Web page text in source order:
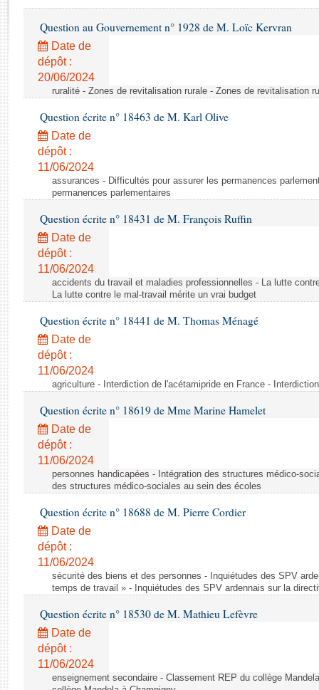
Baromètre de l’application des lois
Dossiers législatifs
Budget et sécurité sociale
Questions écrites et orales
Comptes rendus des débats
Question au Gouvernement n° 1928 de M. Loïc Kervran
Date de
dépôt :
20/06/2024
ruralité - Zones de revitalisation rurale - Zones de revitalisation
Question écrite n° 18463 de M. Karl Olive
Date de
dépôt :
11/06/2024
assurances - Difficultés pour assurer les permanences
permanences parlementaires
Question écrite n° 18431 de M. François Ruffin
Date de
dépôt :
11/06/2024
accidents du travail et maladies professionnelles - La lutte
La lutte contre le mal-travail mérite un vrai budget
Question écrite n° 18441 de M. Thomas Ménagé
Date de
dépôt :
11/06/2024
agriculture - Interdiction de l'acétamipride en France -
Question écrite n° 18619 de Mme Marine Hamelet
Date de
dépôt :
11/06/2024
personnes handicapées - Intégration des structures médico-
des structures médico-sociales au sein des écoles
Question écrite n° 18688 de M. Pierre Cordier
Date de
dépôt :
11/06/2024
sécurité des biens et des personnes - Inquiétudes des SPV
temps de travail » - Inquiétudes des SPV ardennais sur la
Question écrite n° 18530 de M. Mathieu Lefèvre
Date de
dépôt :
11/06/2024
enseignement secondaire - Classement REP du collège